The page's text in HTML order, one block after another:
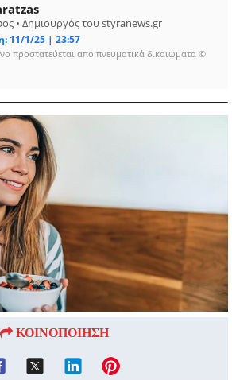
• Δημιουργός του styranews.gr
11/1/25 | 23:57
προστατεύεται από πνευματικά δικαιώματα ©
ΚΟΙΝΟΠΟΙΗΣΗ